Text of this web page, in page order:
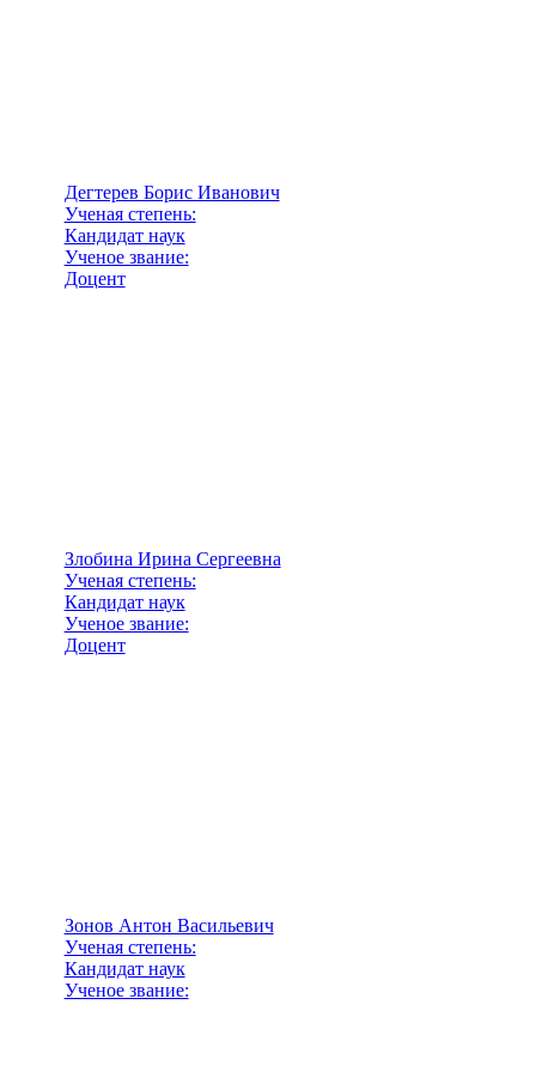
Дегтерев Борис Иванович
Ученая степень:
Кандидат наук
Ученое звание:
Доцент
Злобина Ирина Сергеевна
Ученая степень:
Кандидат наук
Ученое звание:
Доцент
Зонов Антон Васильевич
Ученая степень:
Кандидат наук
Ученое звание: